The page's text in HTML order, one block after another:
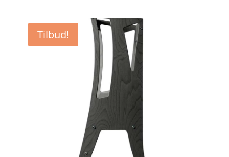
var:
649,00 kr..
er:
599,00 kr..
Tilbud!